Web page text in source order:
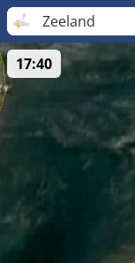
Zeeland
17:40